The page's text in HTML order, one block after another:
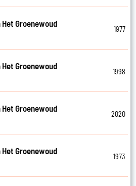
Het Groenewoud
1977
Het Groenewoud
1998
Het Groenewoud
2020
Het Groenewoud
1973